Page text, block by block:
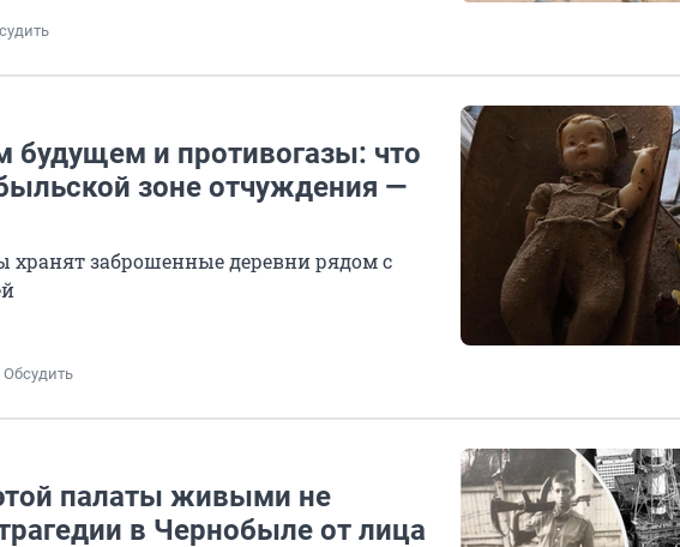
будущем и противогазы: что
зоне отчуждения —
хранят заброшенные деревни рядом с
Обсудить
палаты живыми не
в Чернобыле от лица